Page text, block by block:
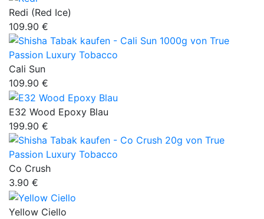
Redi (Red Ice)
109.90 €
Cali Sun
109.90 €
E32 Wood Epoxy Blau
199.90 €
Co Crush
3.90 €
Yellow Ciello